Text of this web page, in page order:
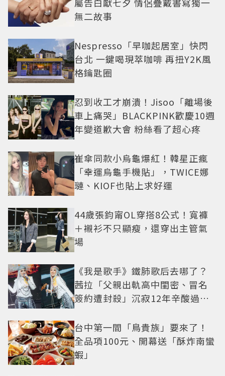
屬告白獻七夕 情侶疊戴書寫獨一
無二故事
Nespresso「早咖起居室」快閃
台北 一鍵喝現萃咖啡 再扭Y2K風
格鑰匙圈
忍到收工才崩潰！Jisoo「離場後
車上痛哭」BLACKPINK歡慶10週
年變道歉大會 粉絲看了超心疼
崔傘同款小烏龜爆紅！韓星正瘋
「幸運烏龜手機貼」，TWICE娜
璉、KIOF也貼上求好運
44歲張鈞甯OL穿搭8公式！寬褲
＋襯衫不只顯瘦，還穿出主管氣
場
《我是歌手》鐵肺歌后去哪了？
茜拉「父親出軌高中閨密、冒名
簽約遭封殺」沉寂12年辛酸過往
台中第一間「鳥貴族」要來了！
全品項100元、開幕送「酥炸南蠻
蝦」